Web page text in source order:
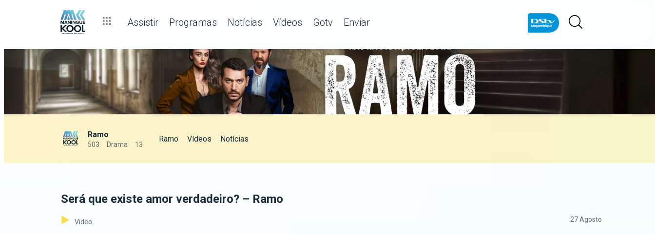
Assistir Programas Notícias Vídeos Gotv Enviar
Ramo
503 Drama 13
Ramo Vídeos Notícias
Será que existe amor verdadeiro? – Ramo
Video 27 Agosto